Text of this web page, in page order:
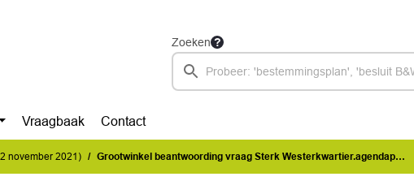
Zoeken
Vraagbaak Contact
november 2021) Grootwinkel beantwoording vraag Sterk Westerkwartier.agendapunt 8.docx